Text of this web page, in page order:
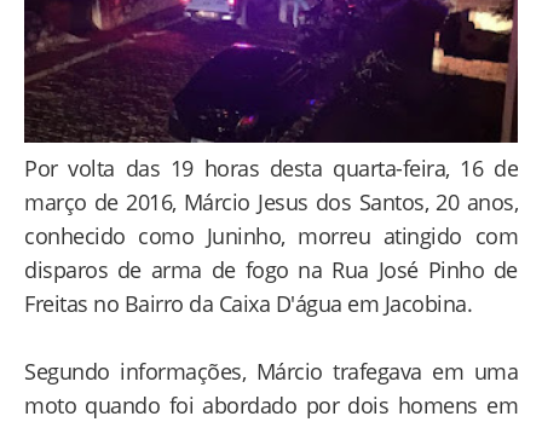
Por volta das 19 horas desta quarta-feira, 16 de
março de 2016, Márcio Jesus dos Santos, 20 anos,
conhecido como Juninho, morreu atingido com
disparos de arma de fogo na Rua José Pinho de
Freitas no Bairro da Caixa D'água em Jacobina.
Segundo informações, Márcio trafegava em uma
moto quando foi abordado por dois homens em